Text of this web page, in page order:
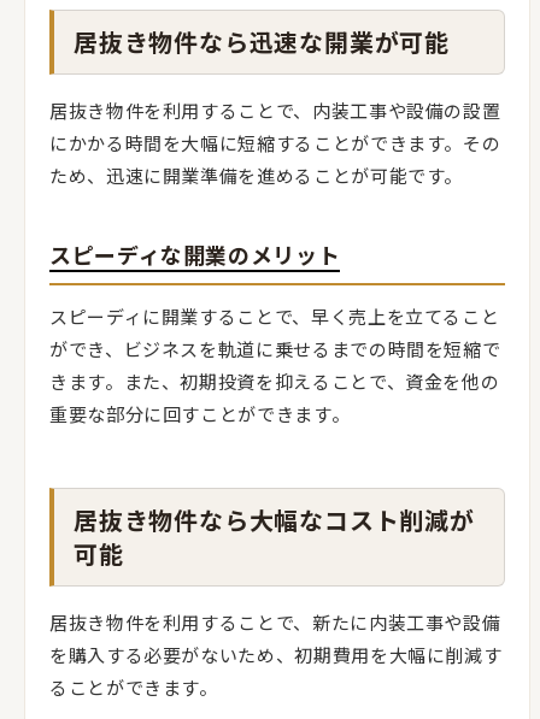
居抜き物件なら迅速な開業が可能
居抜き物件を利用することで、内装工事や設備の設置
にかかる時間を大幅に短縮することができます。その
ため、迅速に開業準備を進めることが可能です。
スピーディな開業のメリット
スピーディに開業することで、早く売上を立てること
ができ、ビジネスを軌道に乗せるまでの時間を短縮で
きます。また、初期投資を抑えることで、資金を他の
重要な部分に回すことができます。
居抜き物件なら大幅なコスト削減が
可能
居抜き物件を利用することで、新たに内装工事や設備
を購入する必要がないため、初期費用を大幅に削減す
ることができます。